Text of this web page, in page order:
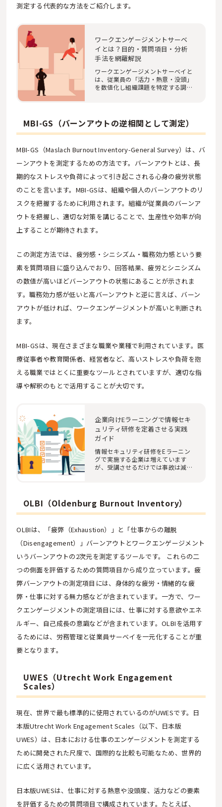
測定する代表的な方法をご紹介します。
ワークエンゲージメントサーベ
イとは？目的・質問項目・分析
手法を網羅解説
ワークエンゲージメントサーベイと
は、従業員の「活力・熱意・没頭」
を数値化し組織課題を特定する調査
MBI-GS（バーンアウトの逆相関として測定）
MBI-GS（Maslach Burnout Inventory-General Survey）は、バ
ーンアウトを測定するための方法です。バーンアウトとは、長
期的なストレスや負荷によって引き起こされる心身の疲労状態
のことを言います。MBI-GSは、組織や個人のバーンアウトのリ
スクを把握するために利用されます。組織が従業員のバーンア
ウトを把握し、適切な対策を講じることで、生産性や効率が向
上することが期待されます。
この測定方法では、疲労感・シニシズム・職務効力感という要
素を質問項目に盛り込んでおり、回答結果、疲労とシニシズム
の数値が高いほどバーンアウトの状態にあることが示されま
す。職務効力感が低いと高バーンアウトと逆に言えば、バーン
アウトが低ければ、ワークエンゲージメントが高いと判断され
ます。
MBI-GSは、現在さまざまな職業や業種で利用されています。医
療従事者や教育関係者、経営者など、高いストレスや負荷を抱
える職業ではとくに重要なツールとされていますが、適切な指
導や解釈のもとで活用することが大切です。
企業向けEラーニングで情報セキ
ュリティ研修を定着させる実践
ガイド
情報セキュリティ研修をEラーニン
グで実施する企業は増えています
が、受講させるだけでは事故は減り
OLBI（Oldenburg Burnout Inventory）
OLBIは、「疲弊（Exhaustion）」と「仕事からの離脱
（Disengagement）」バーンアウトとワークエンゲージメント
いうバーンアウトの2次元を測定するツールです。 これらの二
つの側面を評価するための質問項目から成り立っています。疲
弊バーンアウトの測定項目には、身体的な疲労・情緒的な疲
弊・仕事に対する無力感などが含まれています。一方で、ワー
クエンゲージメントの測定項目には、仕事に対する意欲やエネ
ルギー、自己成長の意識などが含まれています。OLBIを活用す
るためには、労務管理と従業員サーベイを一元化することが重
要となります。
UWES（Utrecht Work Engagement
Scales）
現在、世界で最も標準的に使用されているのがUWESです。日
本版Utrecht Work Engagement Scales（以下、日本版
UWES）は、日本における仕事のエンゲージメントを測定する
ために開発された尺度で、国際的な比較も可能なため、世界的
に広く活用されています。
日本版UWESは、仕事に対する熱意や没頭度、活力などの要素
を評価するための質問項目で構成されています。たとえば、